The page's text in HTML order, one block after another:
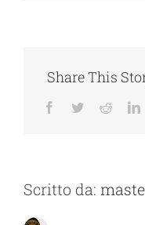
Share This
Facebook
TwitterReddit
Scritto da: